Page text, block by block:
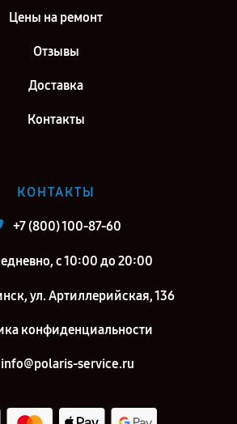
Цены на ремонт
Отзывы
Доставка
Контакты
КОНТАКТЫ
+7 (800) 100-87-60
с 10:00 до 20:00
ул. Артиллерийская, 136
конфиденциальности
info@polaris-service.ru